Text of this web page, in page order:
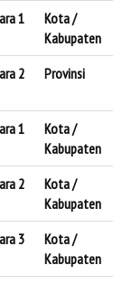
1
Kota /
Kabupaten
2 Provinsi
1
Kota /
Kabupaten
2
Kota /
Kabupaten
3
Kota /
Kabupaten